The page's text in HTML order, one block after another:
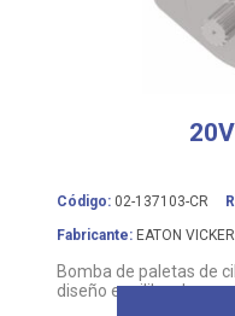
Código: 02-137103-CR
Fabricante: EATON
Bomba de paletas de
diseño equilibrado